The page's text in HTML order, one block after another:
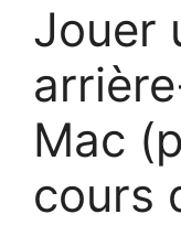
Jouer
Mac
cours